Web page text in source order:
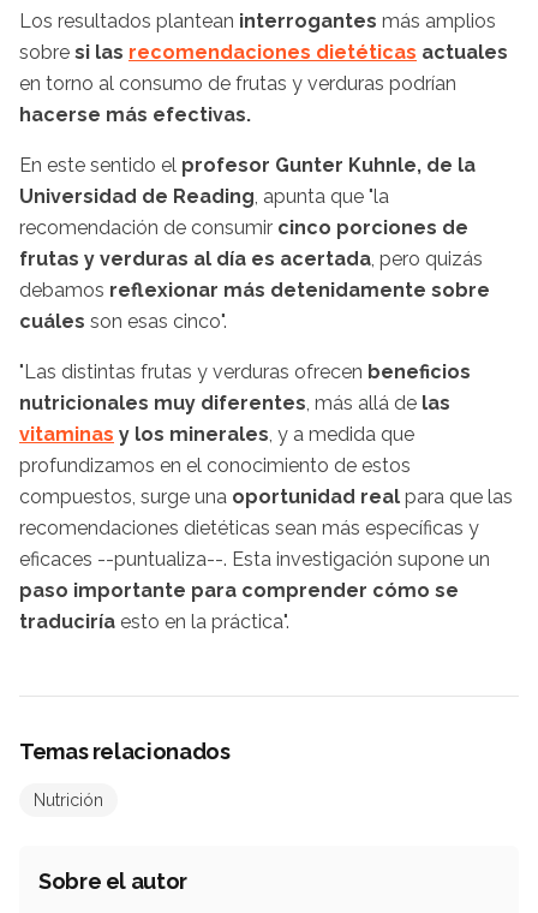
Los resultados plantean interrogantes más amplios
sobre si las recomendaciones dietéticas actuales
en torno al consumo de frutas y verduras podrían
hacerse más efectivas.
En este sentido el profesor Gunter Kuhnle, de la
Universidad de Reading, apunta que "la
recomendación de consumir cinco porciones de
frutas y verduras al día es acertada, pero quizás
debamos reflexionar más detenidamente sobre
cuáles son esas cinco".
"Las distintas frutas y verduras ofrecen beneficios
nutricionales muy diferentes, más allá de las
vitaminas y los minerales, y a medida que
profundizamos en el conocimiento de estos
compuestos, surge una oportunidad real para que las
recomendaciones dietéticas sean más específicas y
eficaces --puntualiza--. Esta investigación supone un
paso importante para comprender cómo se
traduciría esto en la práctica".
Temas relacionados
Nutrición
Sobre el autor